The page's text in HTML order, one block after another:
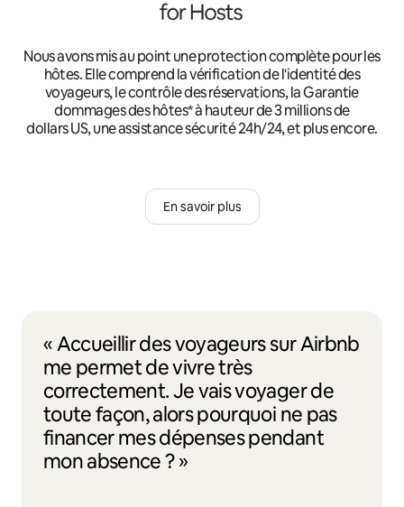
Nous avons mis au point une protection complète pour les
hôtes. Elle comprend la vérification de l'identité des
voyageurs, le contrôle des réservations, la Garantie
dommages des hôtes* à hauteur de 3 millions de
dollars US, une assistance sécurité 24h/24, et plus encore.
En savoir plus
« Accueillir des voyageurs sur Airbnb
me permet de vivre très
correctement. Je vais voyager de
toute façon, alors pourquoi ne pas
financer mes dépenses pendant
mon absence ? »